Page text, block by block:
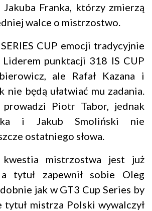
Franka, którzy zmierzą
walce o mistrzostwo.
CUP emocji tradycyjnie
punktacji 318 IS CUP
ale Rafał Kazana i
nie będą ułatwiać mu zadania.
Piotr Tabor, jednak
i Jakub Smoliński nie
ostatniego słowa.
mistrzostwa jest już
a tytuł zapewnił sobie Oleg
jak w GT3 Cup Series by
tytuł mistrza Polski wywalczył